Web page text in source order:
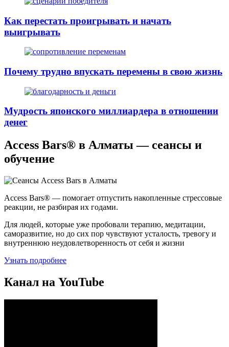
Как перестать проигрывать и начать
выигрывать
Почему трудно впускать перемены в свою жизнь
Мудрость японского миллиардера в отношении
денег
Access Bars® в Алматы — сеансы и
обучение
Access Bars® — помогает отпустить накопленные стрессовые
реакции, не разбирая их годами.
Для людей, которые уже пробовали терапию, медитации,
саморазвитие, но до сих пор чувствуют усталость, тревогу и
внутреннюю неудовлетворенность от себя и жизни
Узнать подробнее
Канал на YouTube